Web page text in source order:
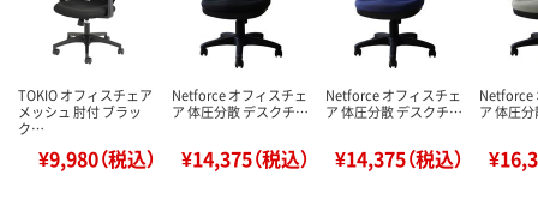
TOKIO オフィスチェア
メッシュ 肘付 ブラッ
ク…
¥9,980（税込）
Netforce オフィスチェ
ア 体圧分散 デスクチ…
¥14,375（税込）
Netforce オフィスチェ
ア 体圧分散 デスクチ…
¥14,375（税込）
Netforce
ア 体圧